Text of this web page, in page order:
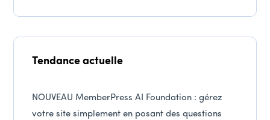
Tendance actuelle
NOUVEAU MemberPress AI Foundation : gérez
votre site simplement en posant des questions